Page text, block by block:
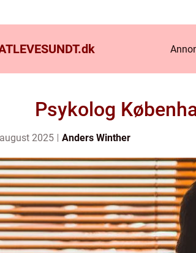
dk
Psykolog
2025 Anders Winther